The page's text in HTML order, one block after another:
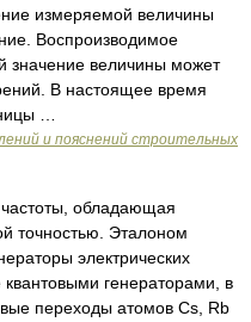
измеряемой величины
Воспроизводимое
значение величины может
В настоящее время
…
и пояснений строительных
обладающая
точностью. Эталоном
электрических
генераторами, в
переходы атомов Cs, Rb